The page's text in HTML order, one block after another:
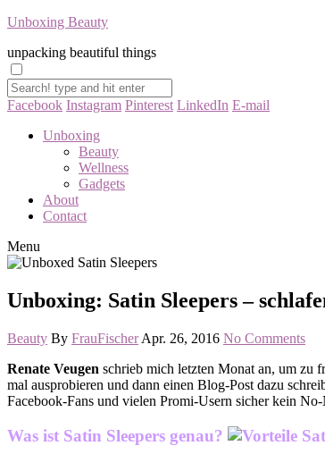
Unboxing Beauty
unpacking beautiful things
Facebook Instagram Pinterest LinkedIn E-mail
Unboxing
Beauty
Wellness
Gadgets
About
Contact
Menu
Unboxing: Satin Sleepers –
Beauty By FrauFischer Apr. 26, 2016 No Comments
Renate Veugen schrieb mich letzten Monat an, um zu
mal ausprobieren und dann einen Blog-Post dazu
Facebook-Fans und vielen Promi-Usern sicher kein
Was ist Satin Sleepers genau?